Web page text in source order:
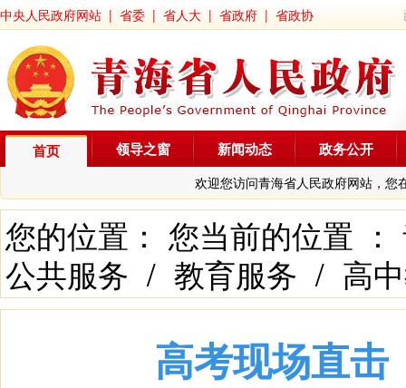
中央人民政府网站 | 省委 | 省人大 | 省政府 | 省政协
首页
欢迎您访问青海省人民政府网站，您
领导之窗 新闻动态 政务公开
您的位置： 您当前的位置 ：
公共服务 / 教育服务 / 高
高考现场直击